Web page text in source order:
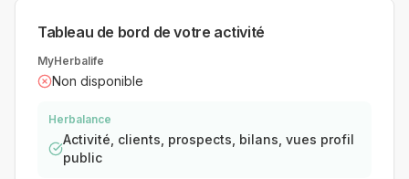
Tableau de bord de votre activité
MyHerbalife
Non disponible
Herbalance
Activité, clients, prospects, bilans, vues profil
public